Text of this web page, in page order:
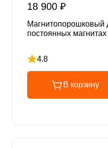
18 900 ₽
Магнитопорошковый
постоянных
4.8
Рейтинг 4.8 из 5
В корзину